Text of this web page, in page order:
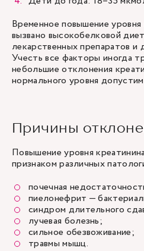
Временное повышение
вызвано высокобелковой
лекарственных препаратов и
Учесть все факторы иногда
небольшие отклонения
нормального уровня
Причины
Повышение уровня
признаком различных
почечная
пиелонефрит —
синдром длительного
лучевая болезнь;
сильное обезвоживание;
травмы мышц.